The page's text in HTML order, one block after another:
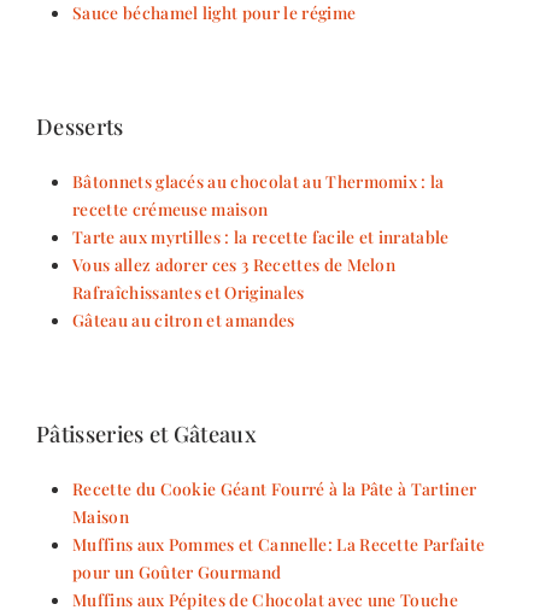
Sauce béchamel light pour le régime
Desserts
Bâtonnets glacés au chocolat au Thermomix : la
recette crémeuse maison
Tarte aux myrtilles : la recette facile et inratable
Vous allez adorer ces 3 Recettes de Melon
Rafraîchissantes et Originales
Gâteau au citron et amandes
Pâtisseries et Gâteaux
Recette du Cookie Géant Fourré à la Pâte à Tartiner
Maison
Muffins aux Pommes et Cannelle: La Recette Parfaite
pour un Goûter Gourmand
Muffins aux Pépites de Chocolat avec une Touche